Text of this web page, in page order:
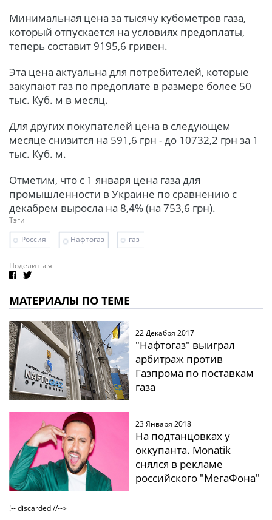
Минимальная цена за тысячу кубометров газа,
который отпускается на условиях предоплаты,
теперь составит 9195,6 гривен.
Эта цена актуальна для потребителей, которые
закупают газ по предоплате в размере более 50
тыс. Куб. м в месяц.
Для других покупателей цена в следующем
месяце снизится на 591,6 грн - до 10732,2 грн за 1
тыс. Куб. м.
Отметим, что с 1 января цена газа для
промышленности в Украине по сравнению с
декабрем выросла на 8,4% (на 753,6 грн).
Тэги
Россия
Нафтогаз газ
Поделиться
МАТЕРИАЛЫ ПО ТЕМЕ
22 Декабря 2017
"Нафтогаз" выиграл
арбитраж против
Газпрома по поставкам
газа
23 Января 2018
На подтанцовках у
оккупанта. Monatik
снялся в рекламе
российского "МегаФона"
!-- discarded //-->